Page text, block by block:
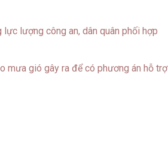
lượng công an, dân quân phối hợp
mưa gió gây ra để có phương án hỗ trợ